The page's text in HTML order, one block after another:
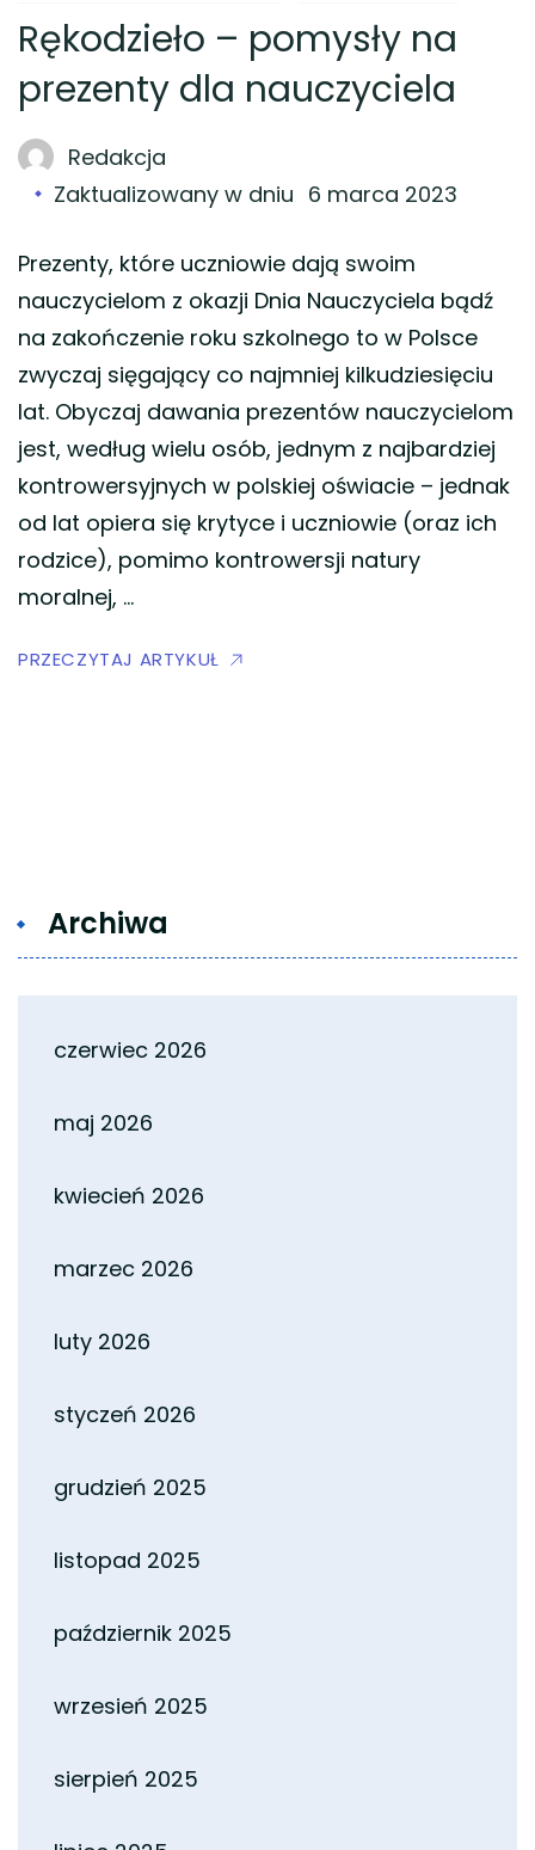
Rękodzieło – pomysły na
prezenty dla nauczyciela
Redakcja
Zaktualizowany w dniu 6 marca 2023
Prezenty, które uczniowie dają swoim
nauczycielom z okazji Dnia Nauczyciela bądź
na zakończenie roku szkolnego to w Polsce
zwyczaj sięgający co najmniej kilkudziesięciu
lat. Obyczaj dawania prezentów nauczycielom
jest, według wielu osób, jednym z najbardziej
kontrowersyjnych w polskiej oświacie – jednak
od lat opiera się krytyce i uczniowie (oraz ich
rodzice), pomimo kontrowersji natury
moralnej, …
PRZECZYTAJ ARTYKUŁ
Archiwa
czerwiec 2026
maj 2026
kwiecień 2026
marzec 2026
luty 2026
styczeń 2026
grudzień 2025
listopad 2025
październik 2025
wrzesień 2025
sierpień 2025